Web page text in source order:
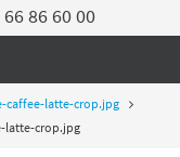
86 60 00
caffee-latte-crop.jpg
latte-crop.jpg